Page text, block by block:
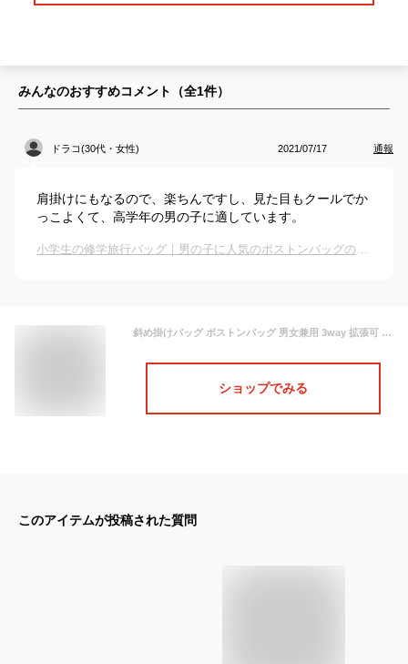
みんなのおすすめコメント（全1件）
ドラコ(30代・女性) 2021/07/17 通報
肩掛けにもなるので、楽ちんですし、見た目もクールでか
っこよくて、高学年の男の子に適しています。
小学生の修学旅行バッグ｜男の子に人気のボストンバッグのおすすめは？
斜め掛けバッグ ボストンバッグ 男女兼用 3way 拡張可 キャンバス 3泊4日 ジムバッグ 大容量 U型開口 アウトドア ダッフルバッグ トラベル 修学 出張 旅行 防災 遠足 温泉 ヨガ用 耐磨耗 ダブルファスナー ブルー
ショップでみる
このアイテムが投稿された質問